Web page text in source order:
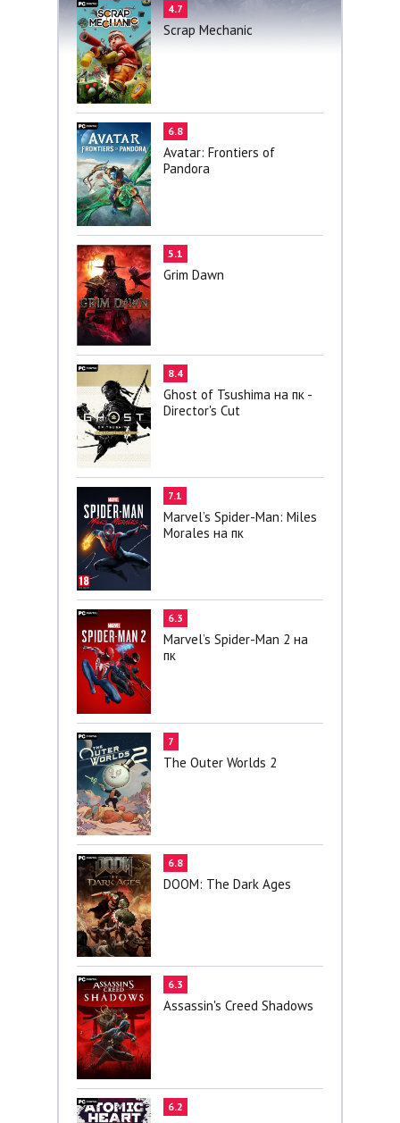
4.7
Scrap Mechanic
6.8
Avatar: Frontiers of
Pandora
5.1
Grim Dawn
8.4
Ghost of Tsushima на пк -
Director's Cut
7.1
Marvel’s Spider-Man: Miles
Morales на пк
6.3
Marvel’s Spider-Man 2 на
пк
7
The Outer Worlds 2
6.8
DOOM: The Dark Ages
6.3
Assassin's Creed Shadows
6.2